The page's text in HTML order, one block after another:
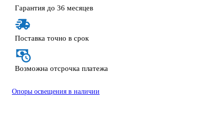
Гарантия до 36 месяцев
Поставка точно в срок
Возможна отсрочка платежа
Опоры освещения в наличии